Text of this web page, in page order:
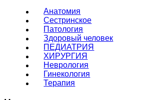
Анатомия
Сестринское
Патология
Здоровый человек
ПЕДИАТРИЯ
ХИРУРГИЯ
Неврология
Гинекология
Терапия